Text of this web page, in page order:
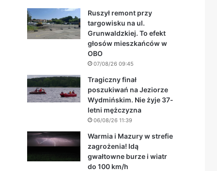
Ruszył remont przy
targowisku na ul.
Grunwaldzkiej. To efekt
głosów mieszkańców w
OBO
07/08/26 09:45
Tragiczny finał
poszukiwań na Jeziorze
Wydmińskim. Nie żyje 37-
letni mężczyzna
06/08/26 11:39
Warmia i Mazury w strefie
zagrożenia! Idą
gwałtowne burze i wiatr
do 100 km/h